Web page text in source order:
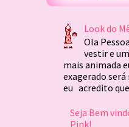
Look do
Ola
vestir e
mais animada
exagerado
eu acredito que
Seja Bem
Pink!